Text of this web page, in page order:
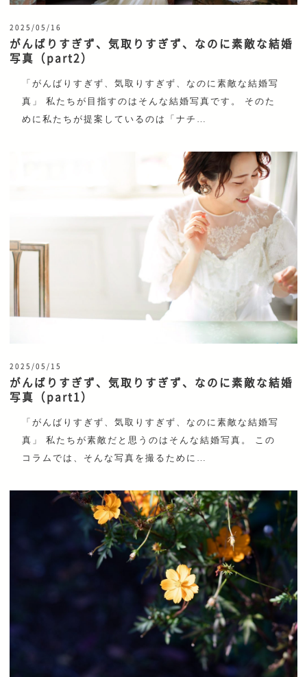
2025/05/16
がんばりすぎず、気取りすぎず、なのに素敵な結婚
写真（part2）
「がんばりすぎず、気取りすぎず、なのに素敵な結婚写
真」 私たちが目指すのはそんな結婚写真です。 そのた
めに私たちが提案しているのは「ナチ…
2025/05/15
がんばりすぎず、気取りすぎず、なのに素敵な結婚
写真（part1）
「がんばりすぎず、気取りすぎず、なのに素敵な結婚写
真」 私たちが素敵だと思うのはそんな結婚写真。 この
コラムでは、そんな写真を撮るために…